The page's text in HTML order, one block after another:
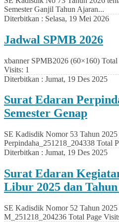
Semester Ganjil Tahun Ajaran...
Diterbitkan : Selasa, 19 Mei 2026
Jadwal SPMB 2026
xbanner SPMB2026 (60×160)
Visits: 1
Diterbitkan : Jumat, 19 Des 2025
Surat Edaran
Semester Genap
SE Kadisdik Nomor 53 Tahun 2025
Perpindaha_251218_204338 Total
Diterbitkan : Jumat, 19 Des 2025
Surat Edaran
Libur 2025 dan
SE Kadisdik Nomor 52 Tahun 2025
M_251218_204236 Total Page